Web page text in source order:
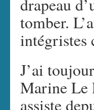
drapeau
tomber.
intégristes
J’ai
Marine Le
assiste